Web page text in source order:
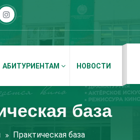
АБИТУРИЕНТАМ НОВОСТИ
база
Практическая база